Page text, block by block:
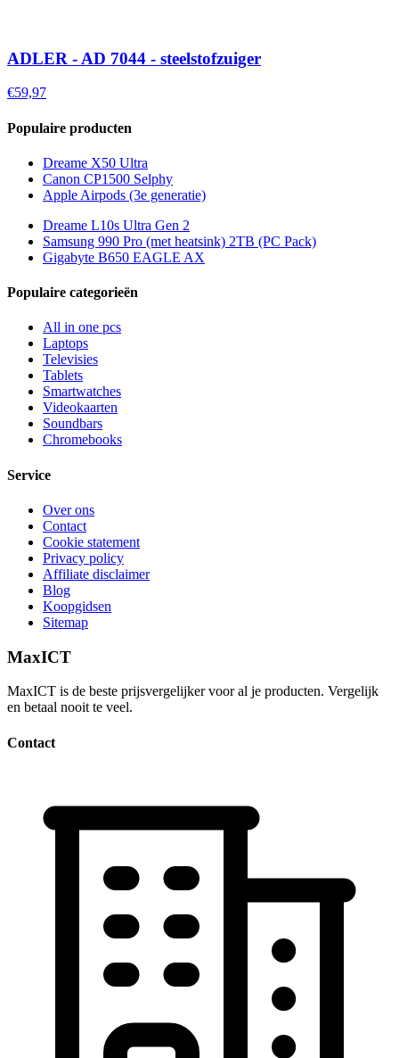
ADLER - AD 7044 - steelstofzuiger
€59,97
Populaire producten
Dreame X50 Ultra
Canon CP1500 Selphy
Apple Airpods (3e generatie)
Dreame L10s Ultra Gen 2
Samsung 990 Pro (met heatsink) 2TB (PC Pack)
Gigabyte B650 EAGLE AX
Populaire categorieën
All in one pcs
Laptops
Televisies
Tablets
Smartwatches
Videokaarten
Soundbars
Chromebooks
Service
Over ons
Contact
Cookie statement
Privacy policy
Affiliate disclaimer
Blog
Koopgidsen
Sitemap
MaxICT
MaxICT is de beste prijsvergelijker voor al je producten. Vergelijk
en betaal nooit te veel.
Contact